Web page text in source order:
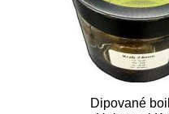
Dipované